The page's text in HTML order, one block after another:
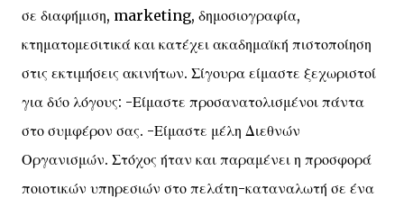
σε διαφήμιση, marketing, δημοσιογραφία,
κτηματομεσιτικά και κατέχει ακαδημαϊκή πιστοποίηση
στις εκτιμήσεις ακινήτων. Σίγουρα είμαστε ξεχωριστοί
για δύο λόγους: -Είμαστε προσανατολισμένοι πάντα
στο συμφέρον σας. -Είμαστε μέλη Διεθνών
Οργανισμών. Στόχος ήταν και παραμένει η προσφορά
ποιοτικών υπηρεσιών στο πελάτη-καταναλωτή σε ένα